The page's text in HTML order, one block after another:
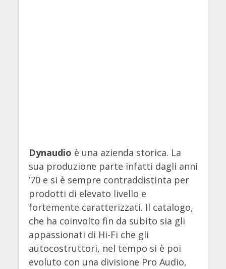
Dynaudio è una azienda storica. La
sua produzione parte infatti dagli anni
’70 e si è sempre contraddistinta per
prodotti di elevato livello e
fortemente caratterizzati. Il catalogo,
che ha coinvolto fin da subito sia gli
appassionati di Hi-Fi che gli
autocostruttori, nel tempo si è poi
evoluto con una divisione Pro Audio,